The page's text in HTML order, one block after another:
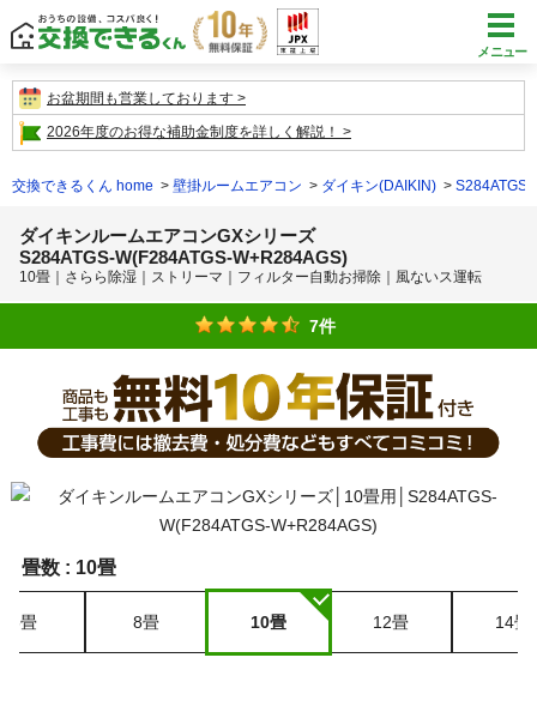
メニュー
お盆期間も営業しております
2026年度のお得な補助金制度を詳しく解説！
交換できるくん home 壁掛ルームエアコン ダイキン(DAIKIN) S284ATGS-
ダイキンルームエアコンGXシリーズ
S284ATGS-W(F284ATGS-W+R284AGS)
10畳｜さらら除湿｜ストリーマ｜フィルター自動お掃除｜風ないス運転
7件
畳数 : 10畳
6畳 8畳 10畳 12畳 14畳